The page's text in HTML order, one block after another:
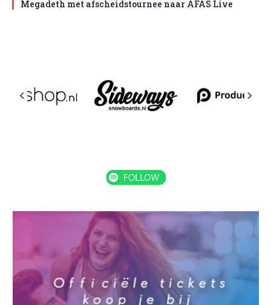
Megadeth met afscheidstournee naar AFAS Live